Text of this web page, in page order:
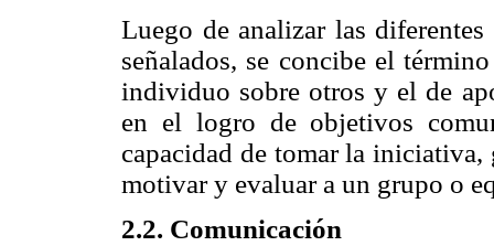
Luego de analizar las
señalados, se concibe el
individuo sobre otros y el de
en el logro de objetivos
capacidad de tomar la
motivar y evaluar a un grupo o
2.2. Comunicación